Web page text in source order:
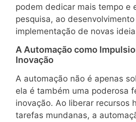
podem dedicar mais tempo e
pesquisa, ao desenvolvimento
implementação de novas
A Automação como
Inovação
A automação não é apenas
ela é também uma poderosa
inovação. Ao liberar recursos
tarefas mundanas, a